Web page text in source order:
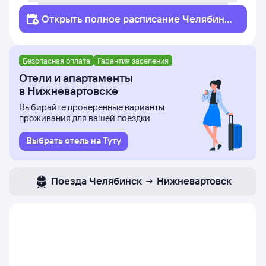
Открыть полное расписание Челябинск
Нижневартовск
Безопасная оплата Гарантия заселения
Отели и апартаменты
в Нижневартовске
Выбирайте проверенные варианты
проживания для вашей поездки
Выбрать отель на Туту
Поезда Челябинск Нижневартовск